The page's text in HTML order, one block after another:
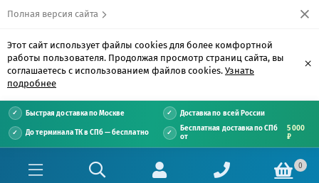
Полная версия сайта
Этот сайт использует файлы cookies для более комфортной
работы пользователя. Продолжая просмотр страниц сайта, вы
соглашаетесь с использованием файлов cookies. Узнать
подробнее
×
Быстрая доставка по Москве Доставка по всей России
До терминала ТК в СПб — бесплатно
Бесплатная доставка по СПб
от
5 000
₽
0